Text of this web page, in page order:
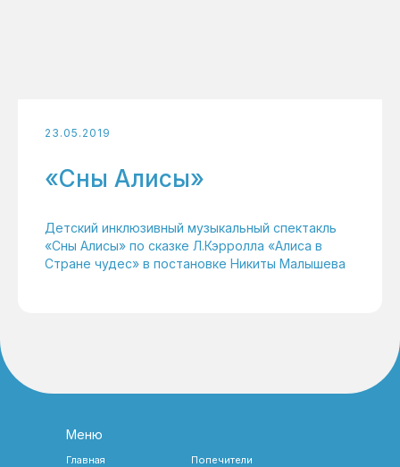
23.05.2019
«Cны Алисы»
Детский инклюзивный музыкальный спектакль
«Сны Алисы» по сказке Л.Кэрролла «Алиса в
Стране чудес» в постановке Никиты Малышева
Меню
Главная
Попечители